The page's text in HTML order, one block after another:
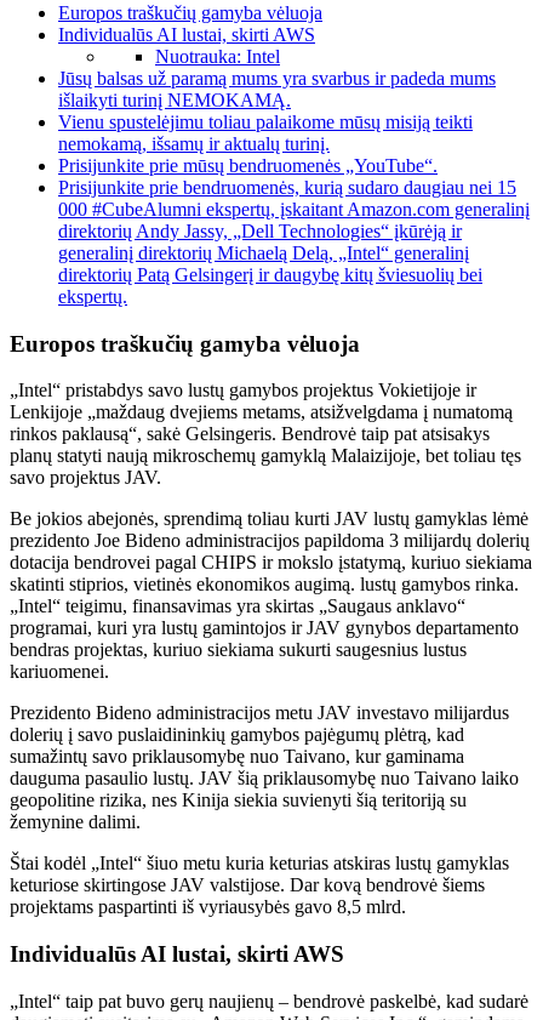
Europos traškučių gamyba vėluoja
Individualūs AI lustai, skirti AWS
Nuotrauka: Intel
Jūsų balsas už paramą mums yra svarbus ir padeda mums
išlaikyti turinį NEMOKAMĄ.
Vienu spustelėjimu toliau palaikome mūsų misiją teikti
nemokamą, išsamų ir aktualų turinį.
Prisijunkite prie mūsų bendruomenės „YouTube“.
Prisijunkite prie bendruomenės, kurią sudaro daugiau nei 15
000 #CubeAlumni ekspertų, įskaitant Amazon.com generalinį
direktorių Andy Jassy, ​​„Dell Technologies“ įkūrėją ir
generalinį direktorių Michaelą Delą, „Intel“ generalinį
direktorių Patą Gelsingerį ir daugybę kitų šviesuolių bei
ekspertų.
Europos traškučių gamyba vėluoja
„Intel“ pristabdys savo lustų gamybos projektus Vokietijoje ir
Lenkijoje „maždaug dvejiems metams, atsižvelgdama į numatomą
rinkos paklausą“, sakė Gelsingeris. Bendrovė taip pat atsisakys
planų statyti naują mikroschemų gamyklą Malaizijoje, bet toliau tęs
savo projektus JAV.
Be jokios abejonės, sprendimą toliau kurti JAV lustų gamyklas lėmė
prezidento Joe Bideno administracijos papildoma 3 milijardų dolerių
dotacija bendrovei pagal CHIPS ir mokslo įstatymą, kuriuo siekiama
skatinti stiprios, vietinės ekonomikos augimą. lustų gamybos rinka.
„Intel“ teigimu, finansavimas yra skirtas „Saugaus anklavo“
programai, kuri yra lustų gamintojos ir JAV gynybos departamento
bendras projektas, kuriuo siekiama sukurti saugesnius lustus
kariuomenei.
Prezidento Bideno administracijos metu JAV investavo milijardus
dolerių į savo puslaidininkių gamybos pajėgumų plėtrą, kad
sumažintų savo priklausomybę nuo Taivano, kur gaminama
dauguma pasaulio lustų. JAV šią priklausomybę nuo Taivano laiko
geopolitine rizika, nes Kinija siekia suvienyti šią teritoriją su
žemynine dalimi.
Štai kodėl „Intel“ šiuo metu kuria keturias atskiras lustų gamyklas
keturiose skirtingose ​​JAV valstijose. Dar kovą bendrovė šiems
projektams paspartinti iš vyriausybės gavo 8,5 mlrd.
Individualūs AI lustai, skirti AWS
„Intel“ taip pat buvo gerų naujienų – bendrovė paskelbė, kad sudarė